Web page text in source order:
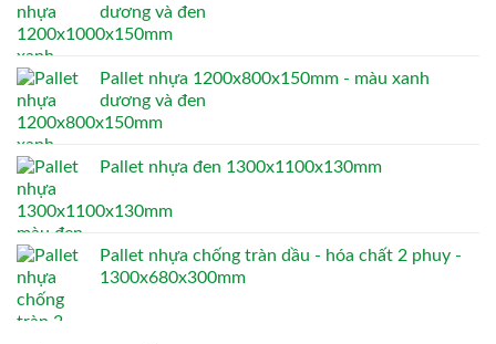
dương và đen
Pallet nhựa 1200x800x150mm - màu xanh
dương và đen
Pallet nhựa đen 1300x1100x130mm
Pallet nhựa chống tràn dầu - hóa chất 2 phuy -
1300x680x300mm